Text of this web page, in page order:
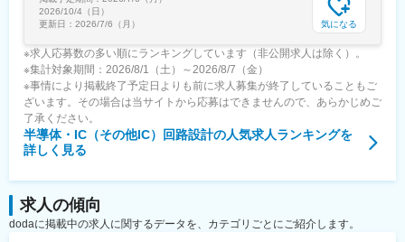
2026/10/4（日）
更新日： 2026/7/6（月） 気になる
※求人応募数の多い順にランキングしています（非公開求人は除く）。
※集計対象期間：2026/8/1（土）～2026/8/7（金）
※事情により掲載終了予定日よりも前に求人募集が終了していることもご
ざいます。その場合は当サイトから応募はできませんので、あらかじめご
了承ください。
半導体・IC（その他IC）回路設計の人気求人ランキングを
詳しく見る
求人の傾向
dodaに掲載中の求人に関するデータを、カテゴリごとにご紹介します。